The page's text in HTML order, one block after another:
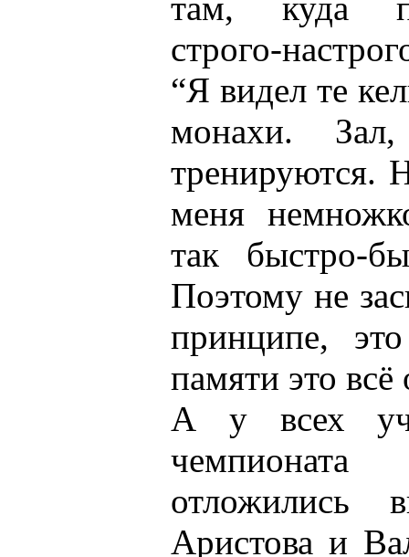
строго-
“Я видел те
монахи.
тренируются.
меня
так быстро-
Поэтому не
принципе,
памяти это всё
А у всех
отложились
Аристова и